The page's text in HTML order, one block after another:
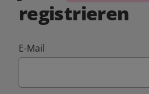
registrieren
E-Mail